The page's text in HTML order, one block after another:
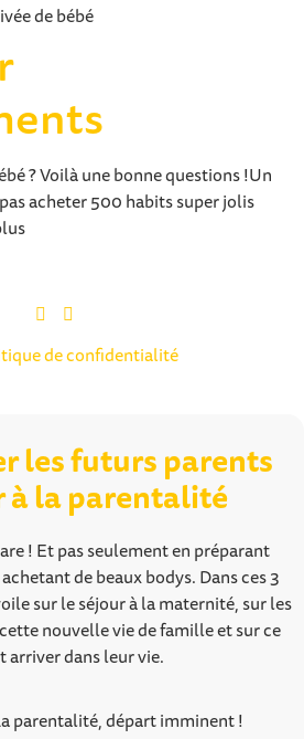
de bébé
? Voilà une bonne questions !Un
acheter 500 habits super jolis
de confidentialité
les futurs parents
à la parentalité
! Et pas seulement en préparant
de beaux bodys. Dans ces 3
sur le séjour à la maternité, sur les
nouvelle vie de famille et sur ce
arriver dans leur vie.